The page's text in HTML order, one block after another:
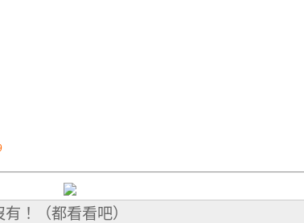
！（都看看吧）